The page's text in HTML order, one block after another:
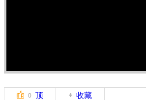
0 顶 收藏